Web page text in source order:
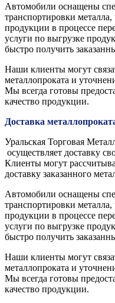
Автомобили оснащены
транспортировки металла,
продукции в процессе
услуги по выгрузке
быстро получить
Наши клиенты могут
металлопроката и
Мы всегда готовы
качество продукции.
Доставка
Уральская Торговая
осуществляет доставку
Клиенты могут
доставку заказанного
Автомобили оснащены
транспортировки металла,
продукции в процессе
услуги по выгрузке
быстро получить
Наши клиенты могут
металлопроката и
Мы всегда готовы
качество продукции.